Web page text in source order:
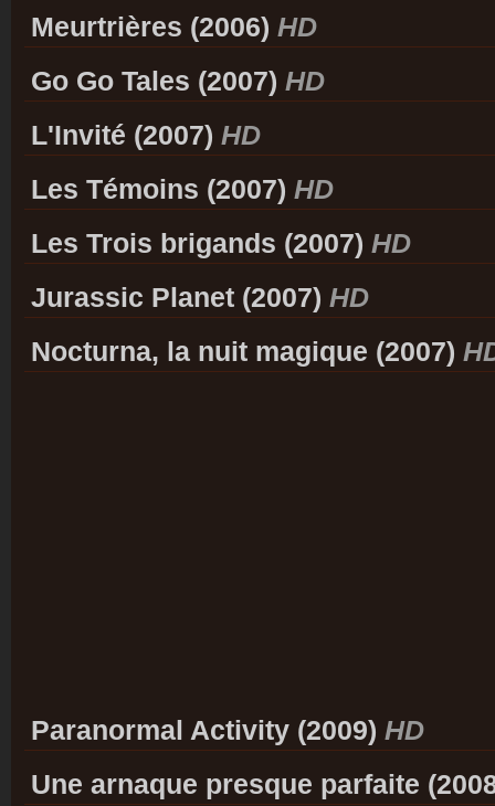
Meurtrières (2006) HD
Go Go Tales (2007) HD
L'Invité (2007) HD
Les Témoins (2007) HD
Les Trois brigands (2007) HD
Jurassic Planet (2007) HD
Nocturna, la nuit magique (2007)
Paranormal Activity (2009) HD
Une arnaque presque parfaite